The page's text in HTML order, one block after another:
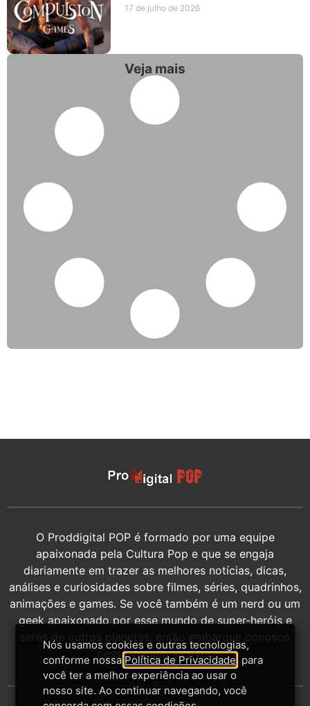
17 de julho de 2026
Veja mais
O Proddigital POP é formado por uma equipe
apaixonada pela Cultura Pop e que se engaja
diariamente em trazer as melhores notícias, dicas,
análises e curiosidades sobre filmes, séries, quadrinhos,
animações e games. Se você também é um nerd ou um
geek apaixonado por esse mundo de super-heróis e
seres de outros planetas, então embarque conosco
nessa viagem incrível.
Nós usamos cookies e outras tecnologias,
conforme nossa Política de Privacidade , para
você ter a melhor experiência ao usar o
nosso site. Ao continuar navegando, você